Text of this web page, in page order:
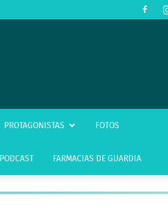
PROTAGONISTAS FOTOS
PODCAST FARMACIAS DE GUARDIA